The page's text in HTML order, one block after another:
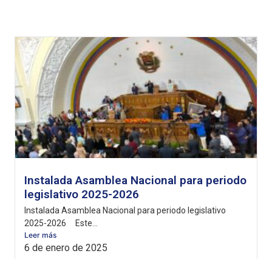
Instalada Asamblea Nacional para periodo
legislativo 2025-2026
Instalada Asamblea Nacional para periodo legislativo
2025-2026 Este...
Leer más
6 de enero de 2025